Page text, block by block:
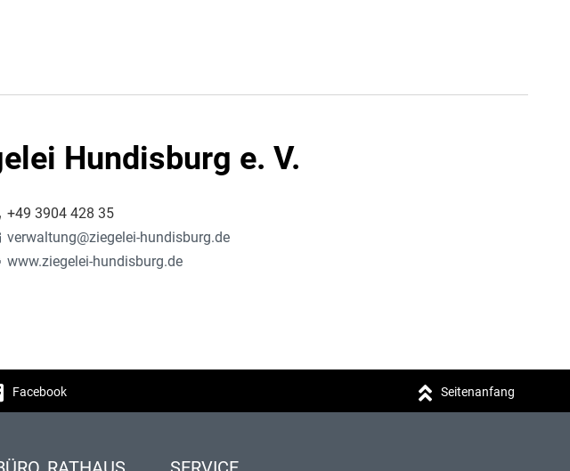
Hundisburg e. V.
+49 3904 428 35
verwaltung@ziegelei-hundisburg.de
www.ziegelei-hundisburg.de
Facebook Seitenanfang